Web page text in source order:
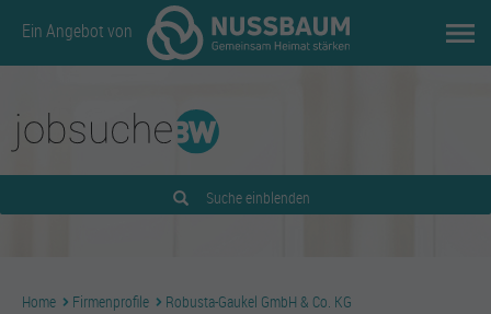
Ein Angebot von
Suche einblenden
Home Firmenprofile Robusta-Gaukel GmbH & Co. KG